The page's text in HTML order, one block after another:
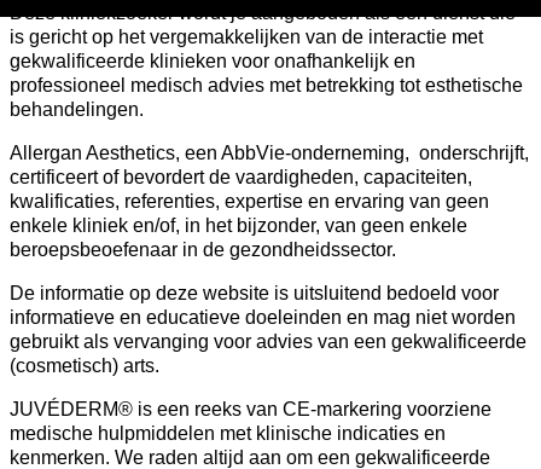
Deze kliniekzoeker wordt je aangeboden als een dienst die
is gericht op het vergemakkelijken van de interactie met
gekwalificeerde klinieken voor onafhankelijk en
professioneel medisch advies met betrekking tot esthetische
behandelingen.
Allergan Aesthetics, een AbbVie-onderneming, onderschrijft,
certificeert of bevordert de vaardigheden, capaciteiten,
kwalificaties, referenties, expertise en ervaring van geen
enkele kliniek en/of, in het bijzonder, van geen enkele
beroepsbeoefenaar in de gezondheidssector.
De informatie op deze website is uitsluitend bedoeld voor
informatieve en educatieve doeleinden en mag niet worden
gebruikt als vervanging voor advies van een gekwalificeerde
(cosmetisch) arts.
JUVÉDERM® is een reeks van CE-markering voorziene
medische hulpmiddelen met klinische indicaties en
kenmerken. We raden altijd aan om een gekwalificeerde